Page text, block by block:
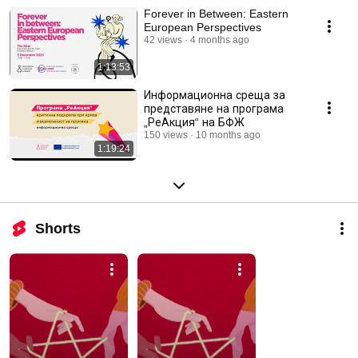
1:13:53
Forever in Between: Eastern
European Perspectives
42 views 4 months ago
1:19:24
Информационна среща за
представяне на програма
„РеАкция“ на БФЖ
150 views 10 months ago
Shorts